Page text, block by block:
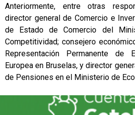
Anteriormente, entre otras
director general de Comercio e
de Estado de Comercio del
Competitividad; consejero
Representación Permanente de
Europea en Bruselas, y director
de Pensiones en el Ministerio de